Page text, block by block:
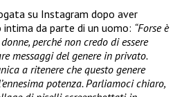
su Instagram dopo aver
da parte di un uomo: “Forse è
perché non credo di essere
messaggi del genere in privato.
a ritenere che questo genere
potenza. Parliamoci chiaro,